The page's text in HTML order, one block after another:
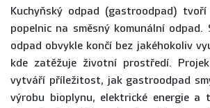
Kuchyňský odpad (gastroodpad)
popelnic na směsný komunální odpad.
odpad obvykle končí bez jakéhokoliv
kde zatěžuje životní prostředí. Projekt
vytváří příležitost, jak gastroodpad
výrobu bioplynu, elektrické energie a